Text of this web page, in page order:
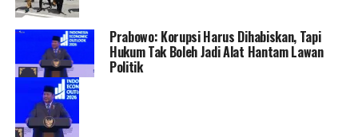
Prabowo: Korupsi Harus Dihabiskan, Tapi
Hukum Tak Boleh Jadi Alat Hantam Lawan
Politik